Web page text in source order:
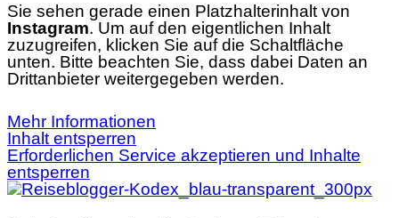
Sie sehen gerade einen Platzhalterinhalt von
Instagram. Um auf den eigentlichen Inhalt
zuzugreifen, klicken Sie auf die Schaltfläche
unten. Bitte beachten Sie, dass dabei Daten an
Drittanbieter weitergegeben werden.
Mehr Informationen
Inhalt entsperren
Erforderlichen Service akzeptieren und Inhalte
entsperren